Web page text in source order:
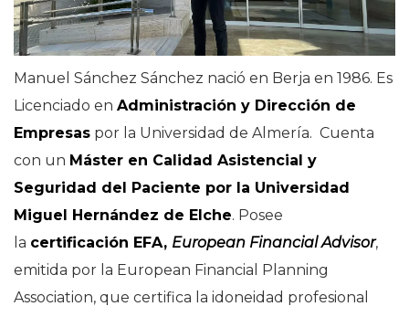
Manuel Sánchez Sánchez nació en Berja en 1986. Es
Licenciado en Administración y Dirección de
Empresas por la Universidad de Almería. Cuenta
con un Máster en Calidad Asistencial y
Seguridad del Paciente por la Universidad
Miguel Hernández de Elche. Posee
la certificación EFA, European Financial Advisor,
emitida por la European Financial Planning
Association, que certifica la idoneidad profesional